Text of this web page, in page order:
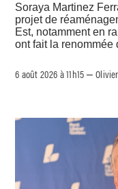
Soraya Martinez
projet de
Est, notamment en
ont fait la
6 août 2026 à 11h15 –